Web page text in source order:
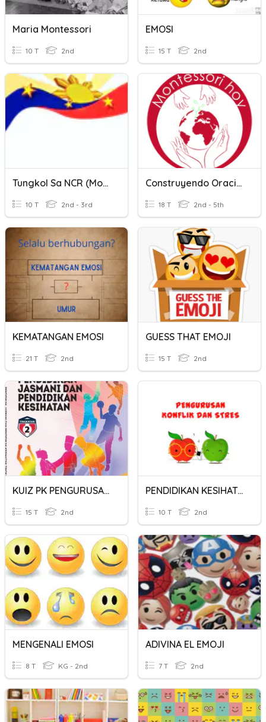
Maria Montessori
10 T 2nd
EMOSI
15 T 2nd
Tungkol Sa NCR (Montessori)
10 T 2nd - 3rd
Construyendo Oraciones. Método Montessori
18 T 2nd - 5th
KEMATANGAN EMOSI
21 T 2nd
GUESS THAT EMOJI
15 T 2nd
KUIZ PK PENGURUSAN MENTAL DAN EMOSI
15 T 2nd
PENDIDIKAN KESIHATAN : PENGURUSAN MENTAL DAN EMOSI
10 T 2nd
MENGENALI EMOSI
8 T KG - 2nd
ADIVINA EL EMOJI
7 T 2nd